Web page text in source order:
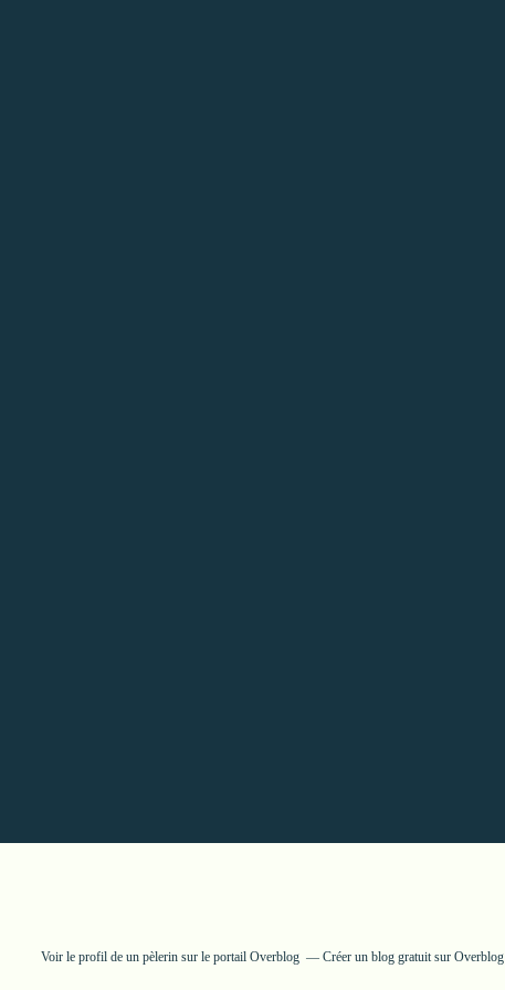
Voir le profil de un pèlerin sur le portail Overblog Créer un blog gratuit sur Overblog